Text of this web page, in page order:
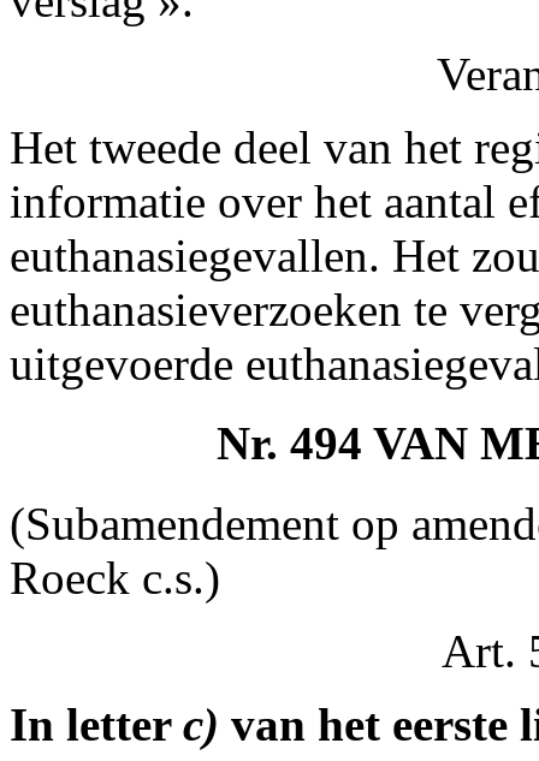
Het tweede deel van het
informatie over het aantal
euthanasiegevallen. Het
euthanasieverzoeken te
uitgevoerde
Nr. 494 VAN
(Subamendement op
Roeck c.s.)
Art.
In letter c) van het eerste